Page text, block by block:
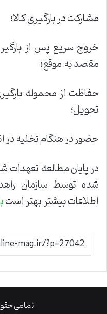
مشارکت در بارگیری کالا؛
خروج سریع پس از
مقصد به موقع؛
حفاظت از محموله
تحویل؛
حضور در هنگام تخلیه در
در پایان مطالعه تعهدات
شده توسط سازمان
اطلاعات بیشتر بهتر است
تمامی